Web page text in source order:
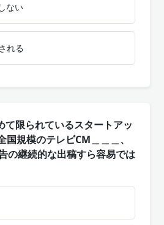
ない
れる
て限られているスタートアッ
国規模のテレビCM＿＿＿、
の継続的な出稿すら容易では